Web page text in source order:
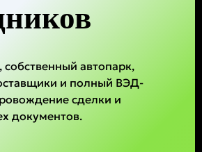
автопарк,
и полный ВЭД-
сделки и
документов.